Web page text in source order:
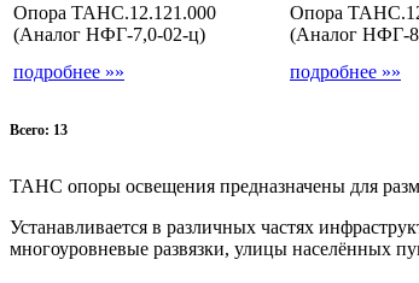
Опора ТАНС.12.121.000
(Аналог НФГ-7,0-02-ц)
подробнее »»
Опора
(Аналог НФГ-
подробнее »»
Всего: 13
ТАНС опоры освещения предназначены для
Устанавливается в различных частях
многоуровневые развязки, улицы населённых